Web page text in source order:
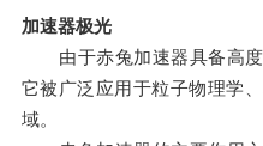
加速器极光
由于赤兔加速器具备高度
它被广泛应用于粒子物理学
域。